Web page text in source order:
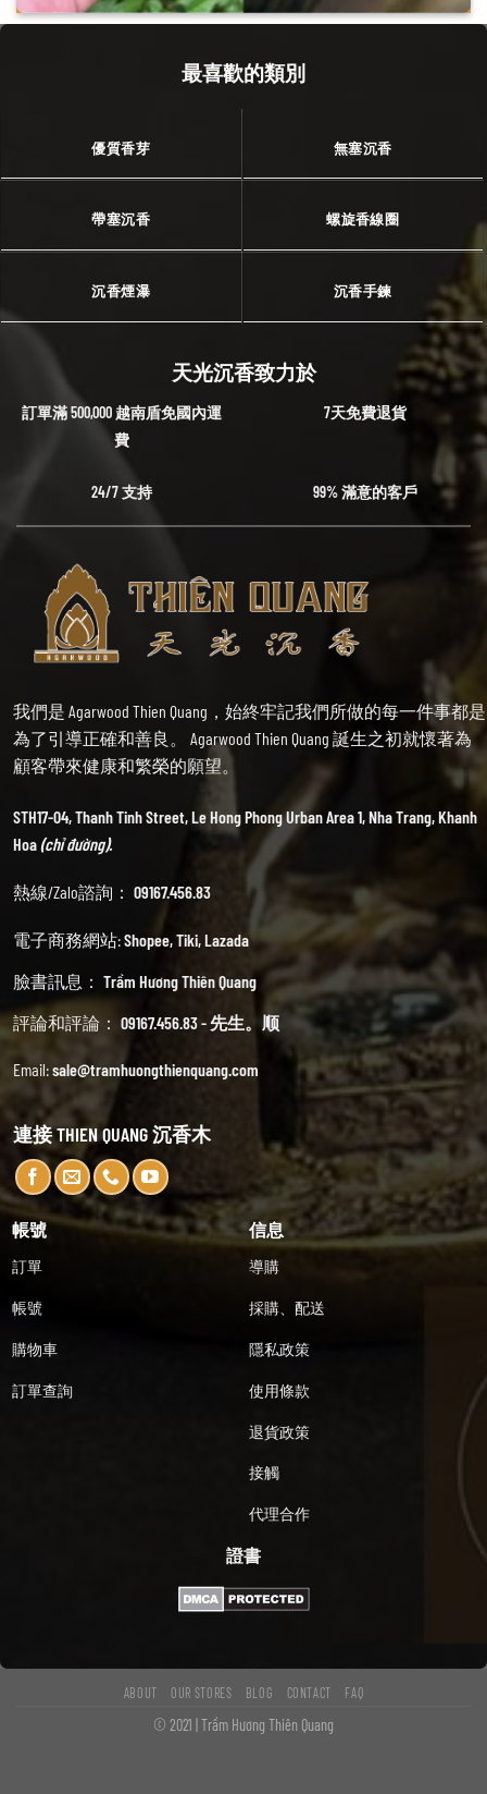
最喜歡的類別
優質香芽 無塞沉香
帶塞沉香 螺旋香線圈
沉香煙瀑 沉香手鍊
天光沉香致力於
訂單滿 500,000 越南盾免國內運
費
7天免費退貨
24/7 支持 99% 滿意的客戶
我們是 Agarwood Thien Quang，始終牢記我們所做的每一件事都是
為了引導正確和善良。 Agarwood Thien Quang 誕生之初就懷著為
顧客帶來健康和繁榮的願望。
STH17-04, Thanh Tinh Street, Le Hong Phong Urban Area 1, Nha Trang, Khanh
Hoa(chỉ đường).
熱線/Zalo諮詢： 09167.456.83
電子商務網站:Shopee,Tiki,Lazada
臉書訊息： Trầm Hương Thiên Quang
評論和評論： 09167.456.83 - 先生。顺
Email:sale@tramhuongthienquang.com
連接 THIEN QUANG 沉香木
帳號
訂單
帳號
購物車
訂單查詢
信息
導購
採購、配送
隱私政策
使用條款
退貨政策
接觸
代理合作
證書
ABOUT OUR STORES BLOG CONTACT FAQ
© 2021 | Trầm Hương Thiên Quang